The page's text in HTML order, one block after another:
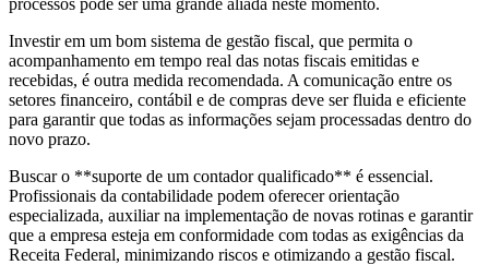
processos pode ser uma grande aliada neste momento.
Investir em um bom sistema de gestão fiscal, que permita o
acompanhamento em tempo real das notas fiscais emitidas e
recebidas, é outra medida recomendada. A comunicação entre os
setores financeiro, contábil e de compras deve ser fluida e eficiente
para garantir que todas as informações sejam processadas dentro do
novo prazo.
Buscar o **suporte de um contador qualificado** é essencial.
Profissionais da contabilidade podem oferecer orientação
especializada, auxiliar na implementação de novas rotinas e garantir
que a empresa esteja em conformidade com todas as exigências da
Receita Federal, minimizando riscos e otimizando a gestão fiscal.